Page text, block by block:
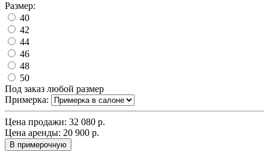
Размер:
40
42
44
46
48
50
Под заказ любой размер
Примерка:
Цена продажи: 32 080 р.
Цена аренды: 20 900 р.
В примерочную